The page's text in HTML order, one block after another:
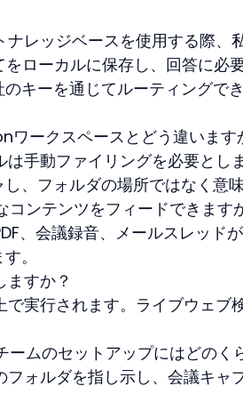
レッジベースを使用する際、
ローカルに保存し、回答に必
キーを通じてルーティングで
ワークスペースとどう違います
は手動ファイリングを必要と
、フォルダの場所ではなく意
ンテンツをフィードできます
、会議録音、メールスレッド
。
すか？
で実行されます。ライブウェブ
ームのセットアップにはどのく
ォルダを指し示し、会議キャ